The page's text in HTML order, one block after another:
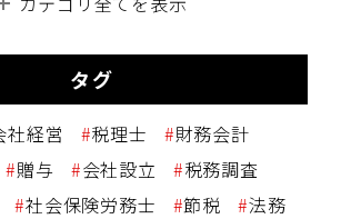
タグ
社経営 税理士
財務会計
贈与 会社設立
税務調査
社会保険労務士 節税
法務